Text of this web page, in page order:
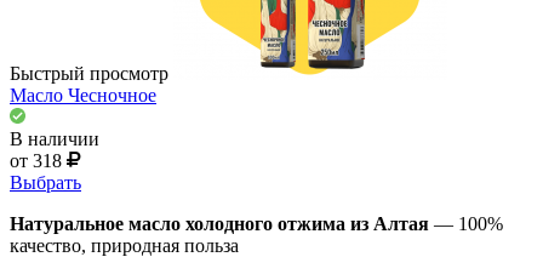
Быстрый просмотр
Масло Чесночное
В наличии
от 318
Выбрать
Натуральное масло холодного отжима из Алтая — 100%
качество, природная польза